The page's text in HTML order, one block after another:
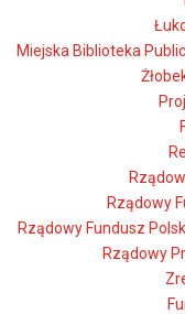
Miejska Biblioteka
Rządowy
Rządowy Fundusz
Rządowy